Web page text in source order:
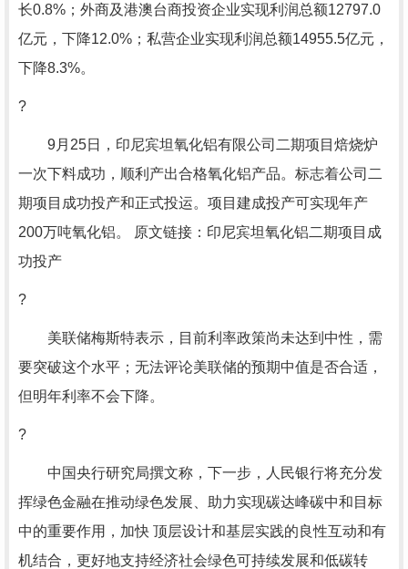
长0.8%；外商及港澳台商投资企业实现利润总额12797.0
亿元，下降12.0%；私营企业实现利润总额14955.5亿元，
下降8.3%。
?
9月25日，印尼宾坦氧化铝有限公司二期项目焙烧炉
一次下料成功，顺利产出合格氧化铝产品。标志着公司二
期项目成功投产和正式投运。项目建成投产可实现年产
200万吨氧化铝。 原文链接：印尼宾坦氧化铝二期项目成
功投产
?
美联储梅斯特表示，目前利率政策尚未达到中性，需
要突破这个水平；无法评论美联储的预期中值是否合适，
但明年利率不会下降。
?
中国央行研究局撰文称，下一步，人民银行将充分发
挥绿色金融在推动绿色发展、助力实现碳达峰碳中和目标
中的重要作用，加快 顶层设计和基层实践的良性互动和有
机结合，更好地支持经济社会绿色可持续发展和低碳转